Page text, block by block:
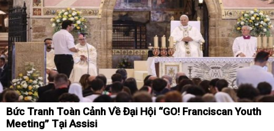
Bức Tranh Toàn Cảnh Về Đại Hội “GO! Franciscan Youth
Meeting” Tại Assisi